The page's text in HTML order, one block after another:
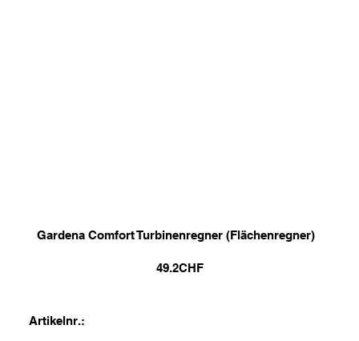
Gardena Comfort Turbinenregner (Flächenregner)
49.2CHF
Artikelnr.: